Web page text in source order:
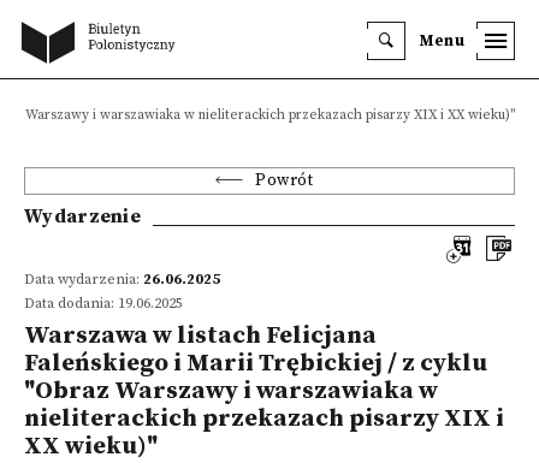
Menu
Warszawy i warszawiaka w nieliterackich przekazach pisarzy XIX i XX wieku)"
Powrót
Wydarzenie
Data wydarzenia: 26.06.2025
Data dodania: 19.06.2025
Warszawa w listach Felicjana
Faleńskiego i Marii Trębickiej / z cyklu
"Obraz Warszawy i warszawiaka w
nieliterackich przekazach pisarzy XIX i
XX wieku)"